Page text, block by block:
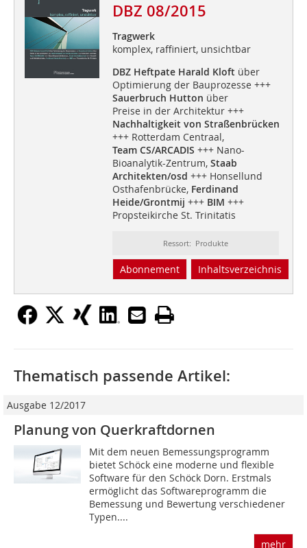
DBZ 08/2015
Tragwerk
komplex, raffiniert, unsichtbar
DBZ Heftpate Harald Kloft über
Optimierung der Bauprozesse +++
Sauerbruch Hutton über
Preise in der Architektur +++
Nachhaltigkeit von Straßenbrücken
+++ Rotterdam Centraal,
Team CS/ARCADIS +++ Nano-
Bioanalytik-Zentrum,Staab
Architekten/osd +++ Honsellund
Osthafenbrücke, Ferdinand
Heide/Grontmij +++ BIM +++
Propsteikirche St. Trinitatis
Ressort: Produkte
Abonnement Inhaltsverzeichnis
Thematisch passende Artikel:
Ausgabe 12/2017
Planung von Querkraftdornen
Mit dem neuen Bemessungsprogramm
bietet Schöck eine moderne und flexible
Software für den Schöck Dorn. Erstmals
ermöglicht das Softwareprogramm die
Bemessung und Bewertung verschiedener
Typen....
mehr